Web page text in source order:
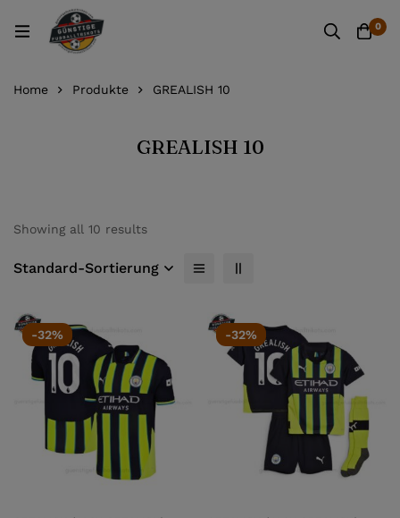
0
Home Produkte GREALISH 10
GREALISH 10
Showing all 10 results
Standard-Sortierung
-32% -32%